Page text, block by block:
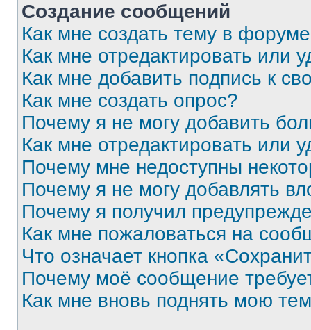
Создание сообщений
Как мне создать тему в
Как мне отредактировать или
Как мне добавить подпись к
Как мне создать опрос?
Почему я не могу добавить
Как мне отредактировать или
Почему мне недоступны
Почему я не могу добавлять
Почему я получил
Как мне пожаловаться на
Что означает кнопка
Почему моё сообщение
Как мне вновь поднять мою